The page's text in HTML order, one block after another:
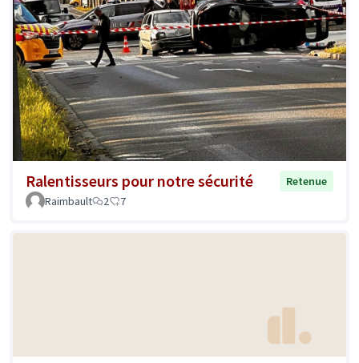
Ralentisseurs pour notre sécurité
Retenue
Raimbault
2 7